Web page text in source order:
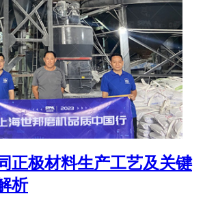
正极材料生产工艺及关键
析